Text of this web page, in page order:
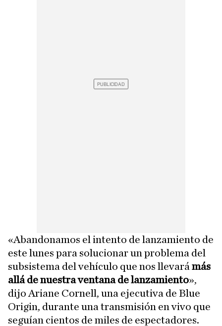
«Abandonamos el intento de lanzamiento de
este lunes para solucionar un problema del
subsistema del vehículo que nos llevará más
allá de nuestra ventana de lanzamiento»,
dijo Ariane Cornell, una ejecutiva de Blue
Origin, durante una transmisión en vivo que
seguían cientos de miles de espectadores.